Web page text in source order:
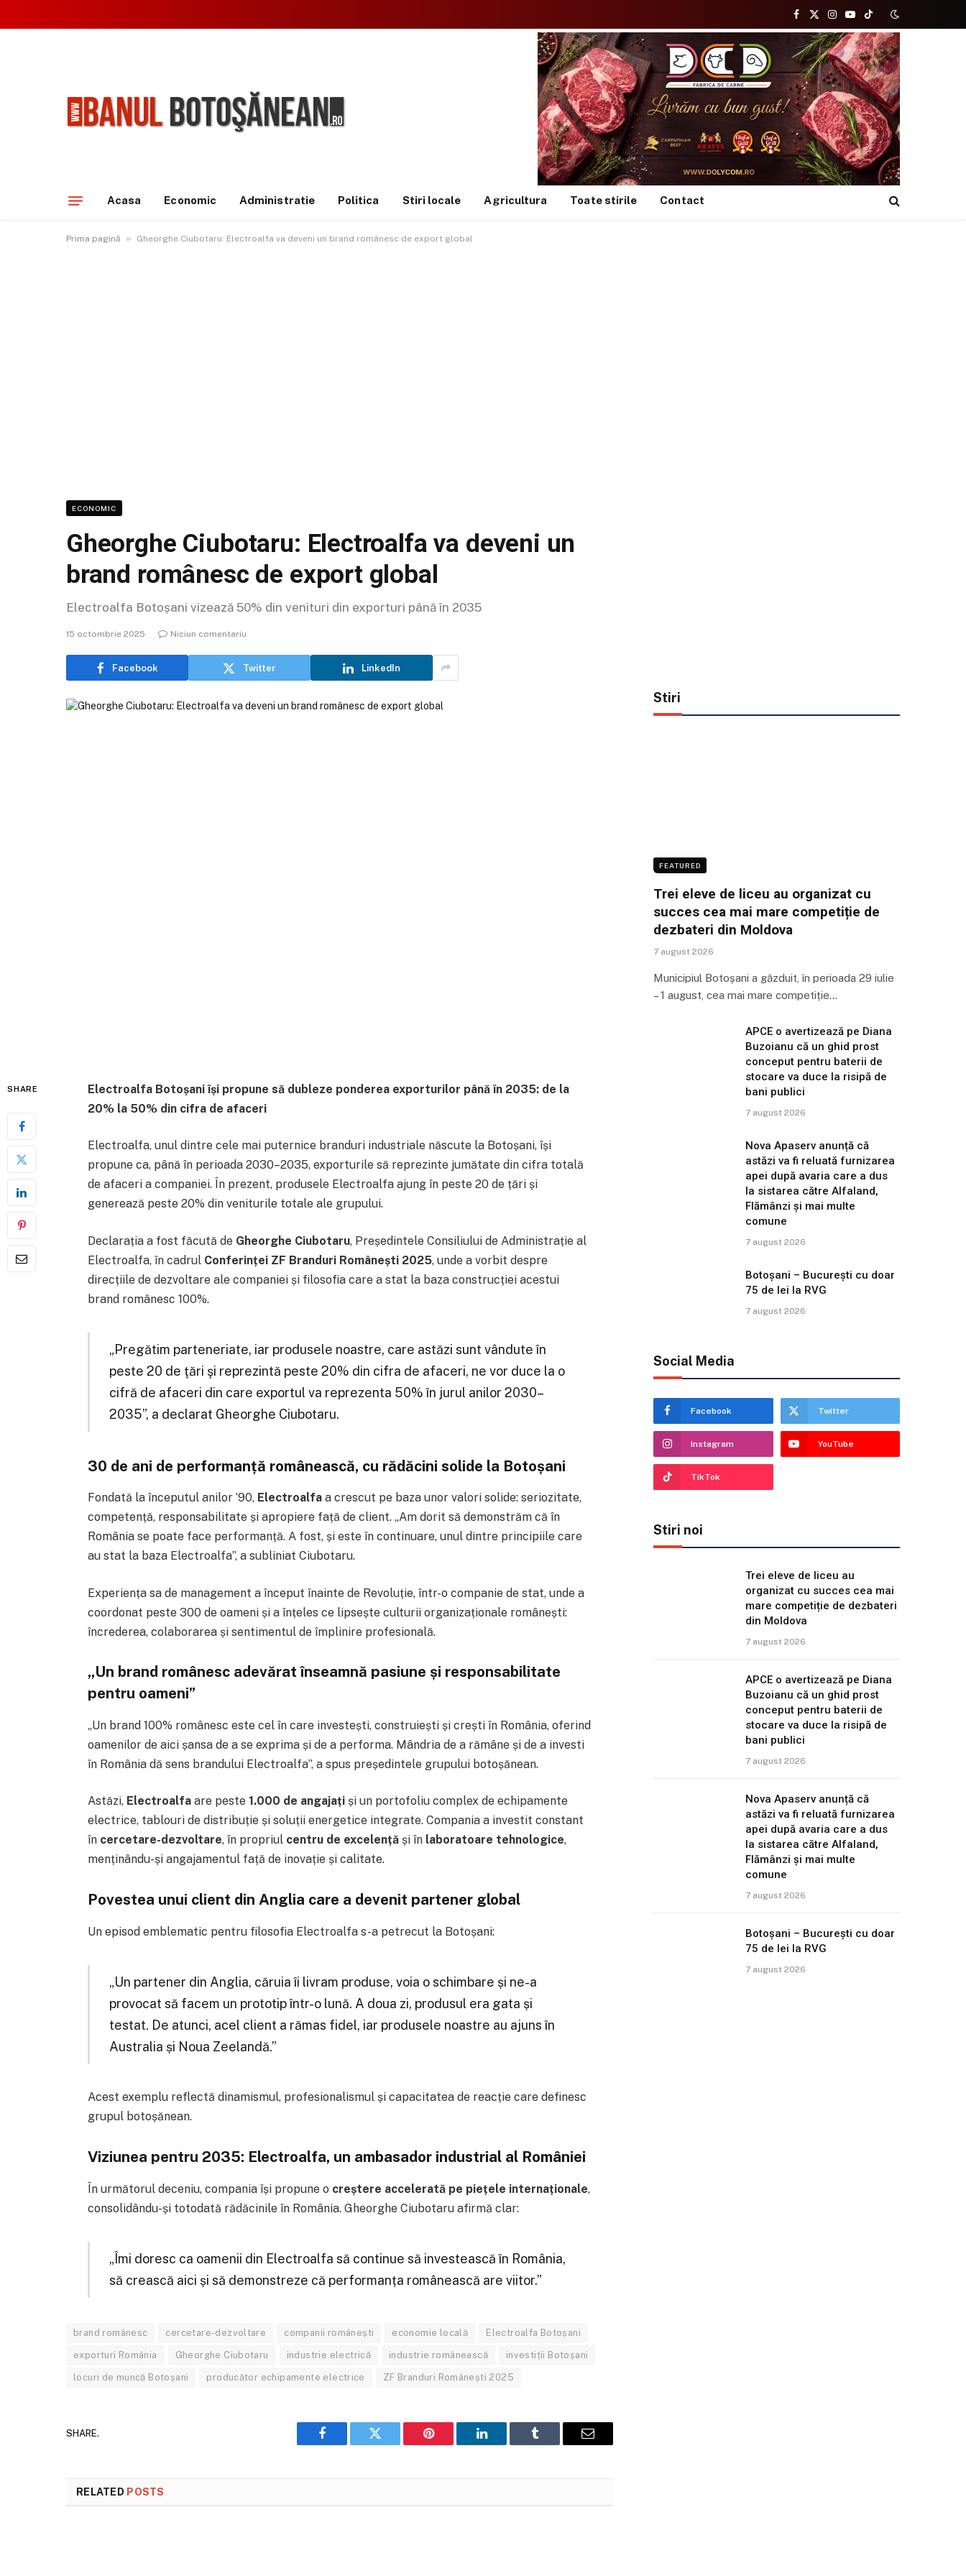
Facebook
X
(Twitter)
Instagram
YouTubeTikTok
Acasa Economic Administratie Politica Stiri locale Agricultura Toate stirile Contact
Prima pagină » Gheorghe Ciubotaru: Electroalfa va deveni un brand românesc de export global
ECONOMIC
Gheorghe Ciubotaru: Electroalfa va deveni un
brand românesc de export global
Electroalfa Botoșani vizează 50% din venituri din exporturi până în 2035
15 octombrie 2025 Niciun comentariu
Facebook Twitter LinkedIn
SHARE
Electroalfa Botoșani își propune să dubleze ponderea exporturilor până în 2035: de la
20% la 50% din cifra de afaceri
Electroalfa, unul dintre cele mai puternice branduri industriale născute la Botoșani, își
propune ca, până în perioada 2030–2035, exporturile să reprezinte jumătate din cifra totală
de afaceri a companiei. În prezent, produsele Electroalfa ajung în peste 20 de țări și
generează peste 20% din veniturile totale ale grupului.
Declarația a fost făcută de Gheorghe Ciubotaru, Președintele Consiliului de Administrație al
Electroalfa, în cadrul Conferinței ZF Branduri Românești 2025, unde a vorbit despre
direcțiile de dezvoltare ale companiei și filosofia care a stat la baza construcției acestui
brand românesc 100%.
„Pregătim parteneriate, iar produsele noastre, care astăzi sunt vândute în
peste 20 de ţări şi reprezintă peste 20% din cifra de afaceri, ne vor duce la o
cifră de afaceri din care exportul va reprezenta 50% în jurul anilor 2030–
2035”, a declarat Gheorghe Ciubotaru.
30 de ani de performanță românească, cu rădăcini solide la Botoșani
Fondată la începutul anilor ’90, Electroalfaa crescut pe baza unor valori solide: seriozitate,
competență, responsabilitate și apropiere față de client. „Am dorit să demonstrăm că în
România se poate face performanță. A fost, și este în continuare, unul dintre principiile care
au stat la baza Electroalfa”, a subliniat Ciubotaru.
Experiența sa de management a început înainte de Revoluție, într-o companie de stat, unde a
coordonat peste 300 de oameni și a înțeles ce lipsește culturii organizaționale românești:
încrederea, colaborarea și sentimentul de împlinire profesională.
„Un brand românesc adevărat înseamnă pasiune și responsabilitate
pentru oameni”
„Un brand 100% românesc este cel în care investești, construiești și crești în România, oferind
oamenilor de aici șansa de a se exprima și de a performa. Mândria de a rămâne și de a investi
în România dă sens brandului Electroalfa”, a spus președintele grupului botoșănean.
Astăzi, Electroalfaare peste 1.000 de angajațiși un portofoliu complex de echipamente
electrice, tablouri de distribuție și soluții energetice integrate. Compania a investit constant
în cercetare-dezvoltare, în propriul centru de excelențăși în laboratoare tehnologice,
menținându-și angajamentul față de inovație și calitate.
Povestea unui client din Anglia care a devenit partener global
Un episod emblematic pentru filosofia Electroalfa s-a petrecut la Botoșani:
„Un partener din Anglia, căruia îi livram produse, voia o schimbare și ne-a
provocat să facem un prototip într-o lună. A doua zi, produsul era gata și
testat. De atunci, acel client a rămas fidel, iar produsele noastre au ajuns în
Australia și Noua Zeelandă.”
Acest exemplu reflectă dinamismul, profesionalismul și capacitatea de reacție care definesc
grupul botoșănean.
Viziunea pentru 2035: Electroalfa, un ambasador industrial al României
În următorul deceniu, compania își propune o creștere accelerată pe piețele internaționale,
consolidându-și totodată rădăcinile în România. Gheorghe Ciubotaru afirmă clar:
„Îmi doresc ca oamenii din Electroalfa să continue să investească în România,
să crească aici și să demonstreze că performanța românească are viitor.”
brand românesc cercetare-dezvoltare companii românești economie locală Electroalfa Botoșani
exporturi România Gheorghe Ciubotaru industrie electrică industrie românească investiții Botoșani
locuri de muncă Botoșani producător echipamente electrice ZF Branduri Românești 2025
SHARE.
Facebook Twitter Pinterest LinkedIn Tumblr Email
RELATED POSTS
Stiri
FEATURED
Trei eleve de liceu au organizat cu
succes cea mai mare competiție de
dezbateri din Moldova
7 august 2026
Municipiul Botoșani a găzduit, în perioada 29 iulie
– 1 august, cea mai mare competiție…
APCE o avertizează pe Diana
Buzoianu că un ghid prost
conceput pentru baterii de
stocare va duce la risipă de
bani publici
7 august 2026
Nova Apaserv anunță că
astăzi va fi reluată furnizarea
apei după avaria care a dus
la sistarea către Alfaland,
Flămânzi și mai multe
comune
7 august 2026
Botoșani – București cu doar
75 de lei la RVG
7 august 2026
Social Media
Facebook Twitter
Instagram YouTube
TikTok
Stiri noi
Trei eleve de liceu au
organizat cu succes cea mai
mare competiție de dezbateri
din Moldova
7 august 2026
APCE o avertizează pe Diana
Buzoianu că un ghid prost
conceput pentru baterii de
stocare va duce la risipă de
bani publici
7 august 2026
Nova Apaserv anunță că
astăzi va fi reluată furnizarea
apei după avaria care a dus
la sistarea către Alfaland,
Flămânzi și mai multe
comune
7 august 2026
Botoșani – București cu doar
75 de lei la RVG
7 august 2026